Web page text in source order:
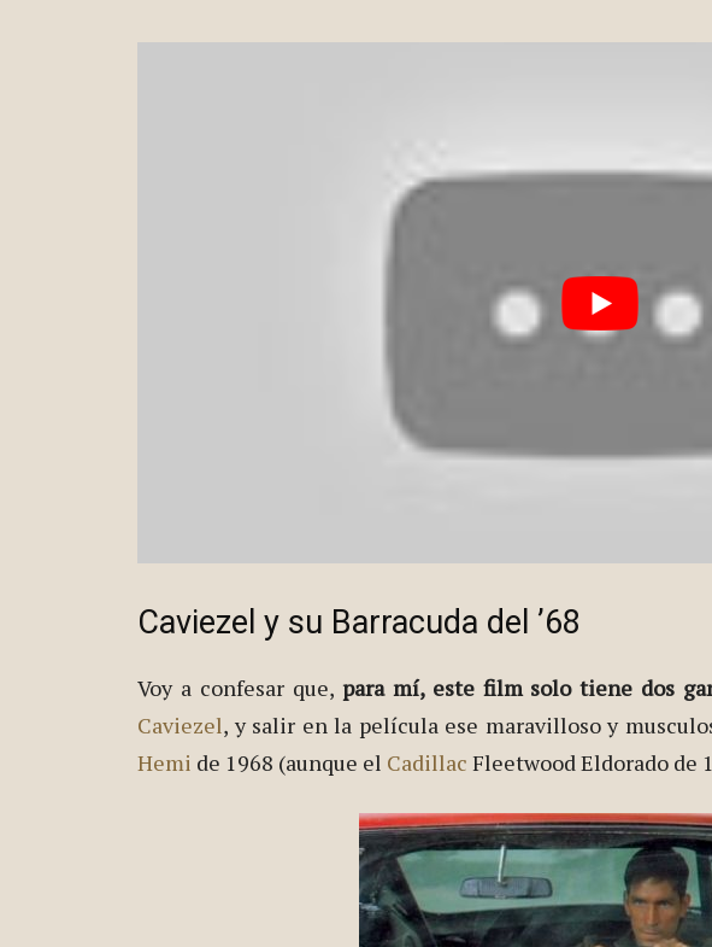
Caviezel y su Barracuda del ’68
Voy a confesar que, para mí, este film solo tiene dos
Caviezel, y salir en la película ese maravilloso y
Hemi de 1968 (aunque el Cadillac Fleetwood Eldorado de